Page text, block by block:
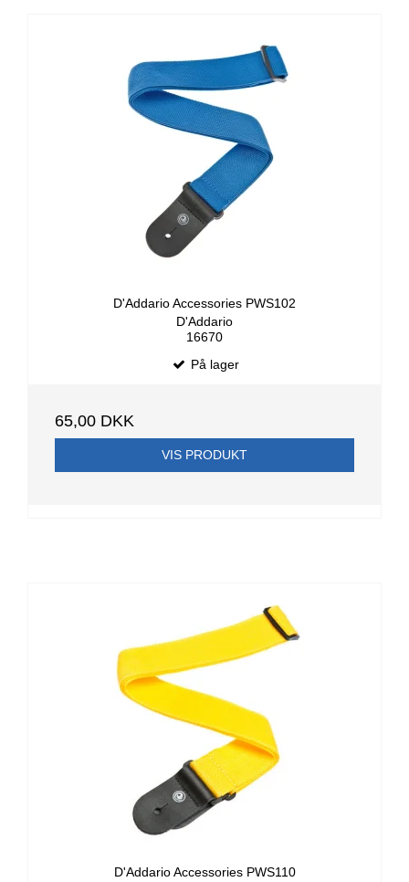
D'Addario Accessories PWS102
D'Addario
16670
På lager
65,00 DKK
VIS PRODUKT
D'Addario Accessories PWS110